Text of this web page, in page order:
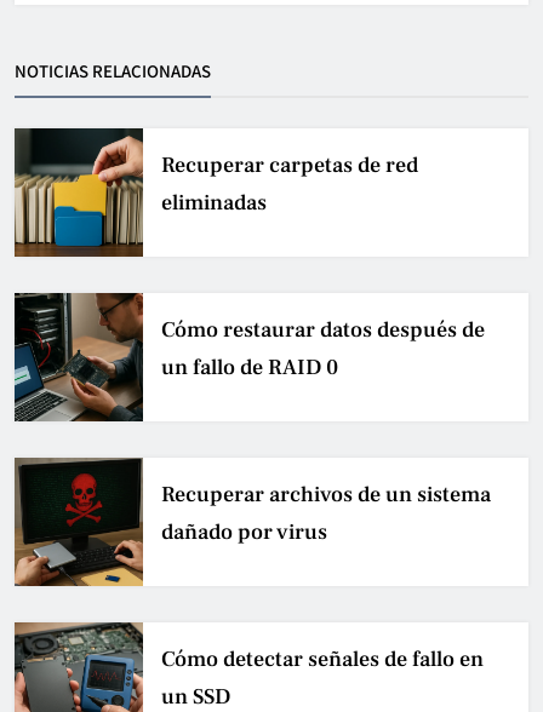
NOTICIAS RELACIONADAS
Recuperar carpetas de red
eliminadas
Cómo restaurar datos después de
un fallo de RAID 0
Recuperar archivos de un sistema
dañado por virus
Cómo detectar señales de fallo en
un SSD